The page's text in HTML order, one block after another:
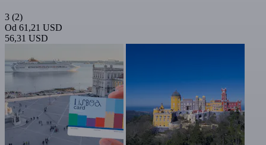
3 (2)
Od 61,21 USD
56,31 USD